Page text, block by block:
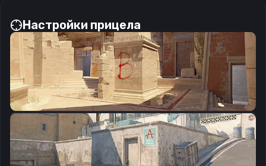
Настройки прицела
CSGO-2WRGv-BydTq-jCSz8-M8FUS-CCmsF